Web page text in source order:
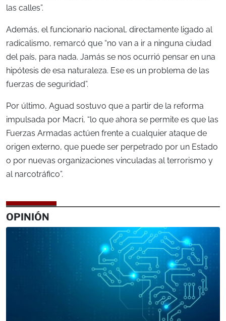
las calles”.
Además, el funcionario nacional, directamente ligado al
radicalismo, remarcó que “no van a ir a ninguna ciudad
del país, para nada. Jamás se nos ocurrió pensar en una
hipótesis de esa naturaleza. Ese es un problema de las
fuerzas de seguridad”.
Por último, Aguad sostuvo que a partir de la reforma
impulsada por Macri, “lo que ahora se permite es que las
Fuerzas Armadas actúen frente a cualquier ataque de
origen externo, que puede ser perpetrado por un Estado
o por nuevas organizaciones vinculadas al terrorismo y
al narcotráfico”.
OPINIÓN